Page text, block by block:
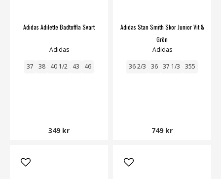
Adidas Adilette Badtoffla Svart
Adidas
37 38 40 1/2 43 46
349 kr
Adidas Stan Smith Skor Junior Vit &
Grön
Adidas
36 2/3 36 37 1/3 355
749 kr